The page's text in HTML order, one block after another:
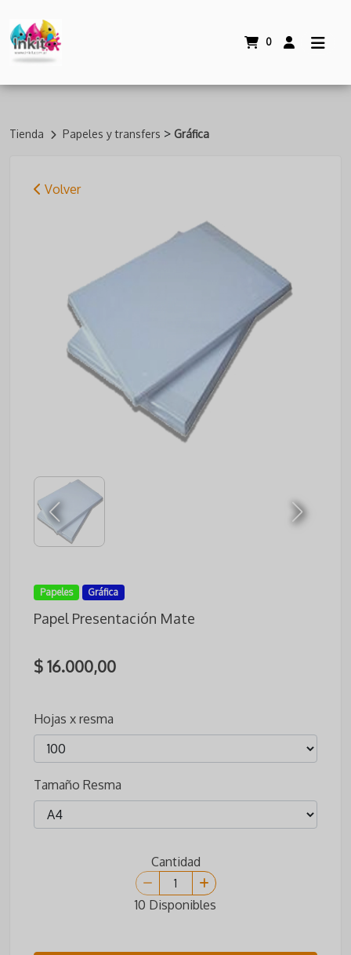
0
Tienda Papeles y transfers > Gráfica
Volver
Papeles Gráfica
Papel Presentación Mate
$ 16.000,00
Hojas x resma
Tamaño Resma
Cantidad
10 Disponibles